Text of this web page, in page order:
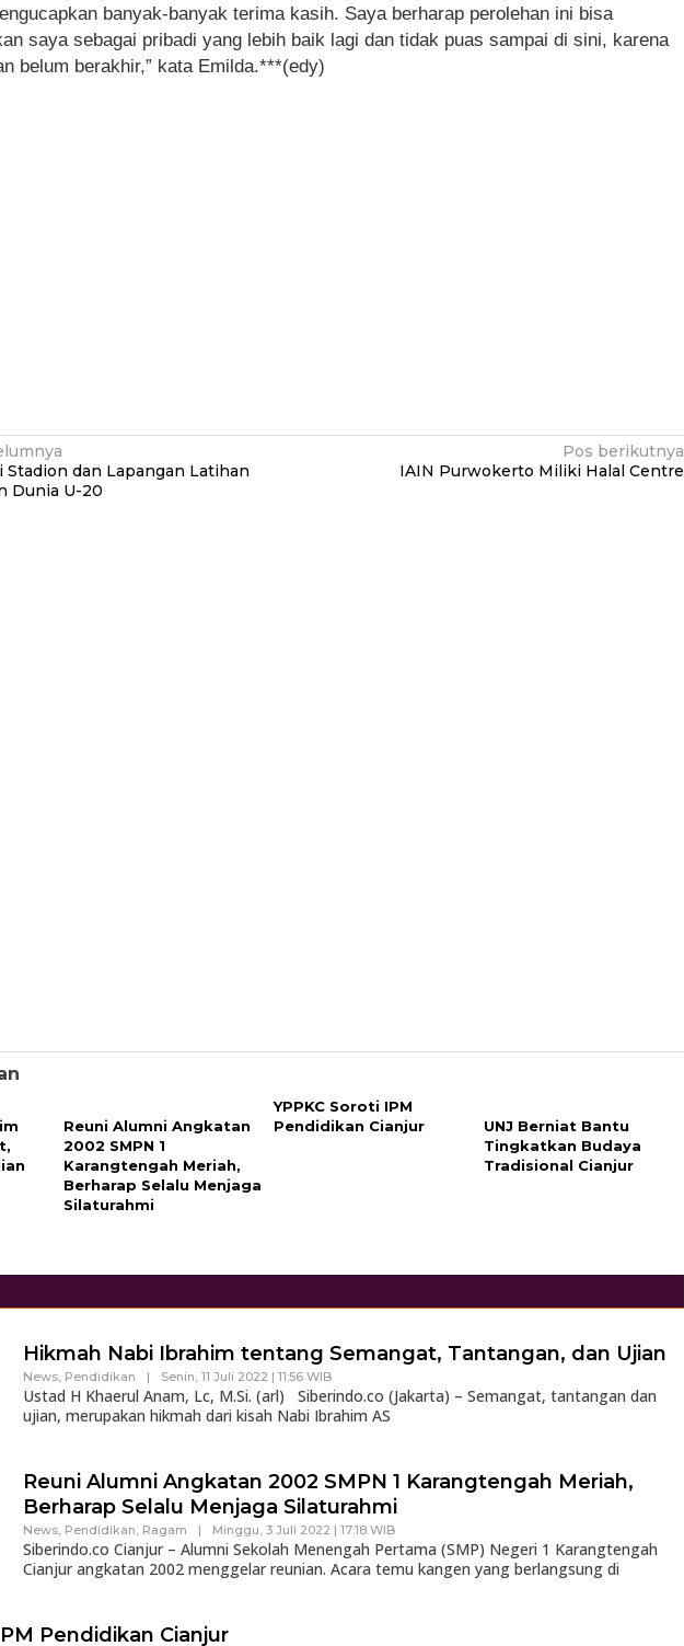
banyak-banyak terima kasih. Saya berharap perolehan ini bisa
saya sebagai pribadi yang lebih baik lagi dan tidak puas sampai di sini, karena
belum berakhir,” kata Emilda.***(edy)
Stadion dan Lapangan Latihan
Dunia U-20
Pos berikutnya
IAIN Purwokerto Miliki Halal Centre
Reuni Alumni Angkatan
2002 SMPN 1
Karangtengah Meriah,
Berharap Selalu Menjaga
Silaturahmi
YPPKC Soroti IPM
Pendidikan Cianjur
UNJ Berniat Bantu
Tingkatkan Budaya
Tradisional Cianjur
Hikmah Nabi Ibrahim tentang Semangat, Tantangan, dan Ujian
News, Pendidikan | Senin, 11 Juli 2022 | 11:56 WIB
Ustad H Khaerul Anam, Lc, M.Si. (arl) Siberindo.co (Jakarta) – Semangat, tantangan dan
ujian, merupakan hikmah dari kisah Nabi Ibrahim AS
Reuni Alumni Angkatan 2002 SMPN 1 Karangtengah Meriah,
Berharap Selalu Menjaga Silaturahmi
News, Pendidikan, Ragam | Minggu, 3 Juli 2022 | 17:18 WIB
Siberindo.co Cianjur – Alumni Sekolah Menengah Pertama (SMP) Negeri 1 Karangtengah
Cianjur angkatan 2002 menggelar reunian. Acara temu kangen yang berlangsung di
Pendidikan Cianjur